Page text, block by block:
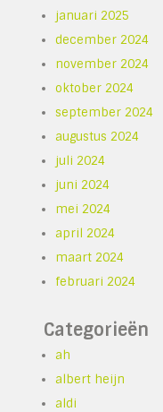
januari 2025
december 2024
november 2024
oktober 2024
september 2024
augustus 2024
juli 2024
juni 2024
mei 2024
april 2024
maart 2024
februari 2024
Categorieën
ah
albert heijn
aldi